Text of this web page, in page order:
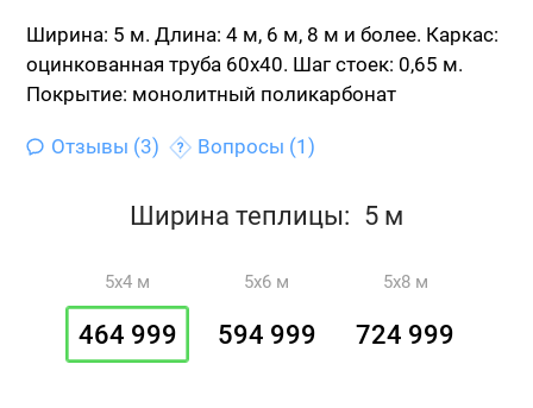
Ширина: 5 м. Длина: 4 м, 6 м, 8 м и более. Каркас:
оцинкованная труба 60х40. Шаг стоек: 0,65 м.
Покрытие: монолитный поликарбонат
Отзывы (3) Вопросы (1)
Ширина теплицы: 5 м
5x4 м 5x6 м 5x8 м
464 999 594 999 724 999